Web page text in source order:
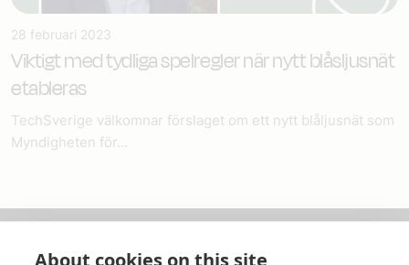
28 februari 2023
Viktigt med tydliga spelregler när nytt blåsljusnät
etableras
TechSverige välkomnar förslaget om ett nytt blåljusnät som
Myndigheten för...
About cookies on this site